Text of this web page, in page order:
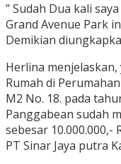
” Sudah Dua kali
Grand Avenue Park
Demikian
Herlina
Rumah di
M2 No. 18. pada
Panggabean sudah
sebesar
PT Sinar Jaya putra